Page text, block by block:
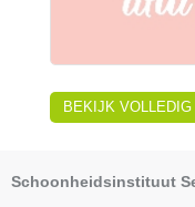
BEKIJK VOLLEDIG
Schoonheidsinstituut